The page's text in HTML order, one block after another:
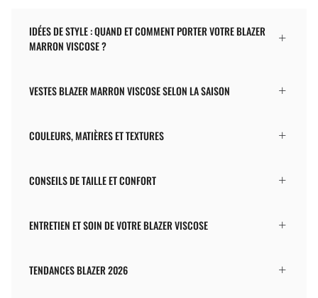
IDÉES DE STYLE : QUAND ET COMMENT PORTER VOTRE BLAZER
MARRON VISCOSE ?
VESTES BLAZER MARRON VISCOSE SELON LA SAISON
COULEURS, MATIÈRES ET TEXTURES
CONSEILS DE TAILLE ET CONFORT
ENTRETIEN ET SOIN DE VOTRE BLAZER VISCOSE
TENDANCES BLAZER 2026